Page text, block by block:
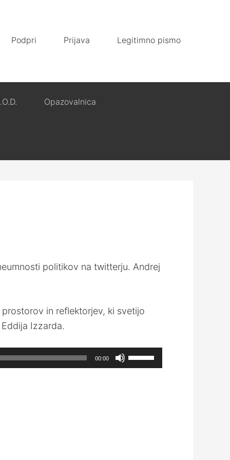
Podpri Prijava Legitimno pismo
Opazovalnica
politikov na twitterju. Andrej
in reflektorjev, ki svetijo
Izzarda.
00:00
Use
Up/Down